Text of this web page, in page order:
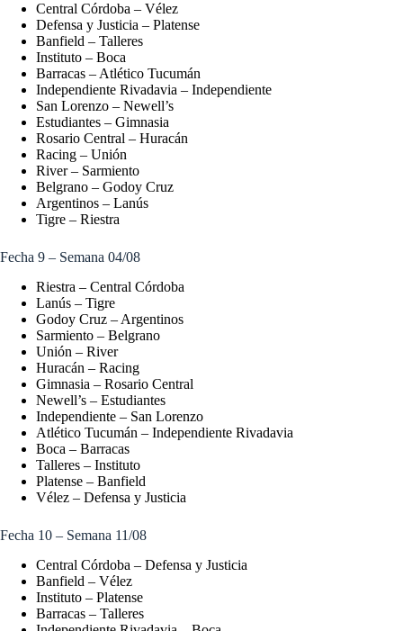
Central Córdoba – Vélez
Defensa y Justicia – Platense
Banfield – Talleres
Instituto – Boca
Barracas – Atlético Tucumán
Independiente Rivadavia – Independiente
San Lorenzo – Newell’s
Estudiantes – Gimnasia
Rosario Central – Huracán
Racing – Unión
River – Sarmiento
Belgrano – Godoy Cruz
Argentinos – Lanús
Tigre – Riestra
Fecha 9 – Semana 04/08
Riestra – Central Córdoba
Lanús – Tigre
Godoy Cruz – Argentinos
Sarmiento – Belgrano
Unión – River
Huracán – Racing
Gimnasia – Rosario Central
Newell’s – Estudiantes
Independiente – San Lorenzo
Atlético Tucumán – Independiente Rivadavia
Boca – Barracas
Talleres – Instituto
Platense – Banfield
Vélez – Defensa y Justicia
Fecha 10 – Semana 11/08
Central Córdoba – Defensa y Justicia
Banfield – Vélez
Instituto – Platense
Barracas – Talleres